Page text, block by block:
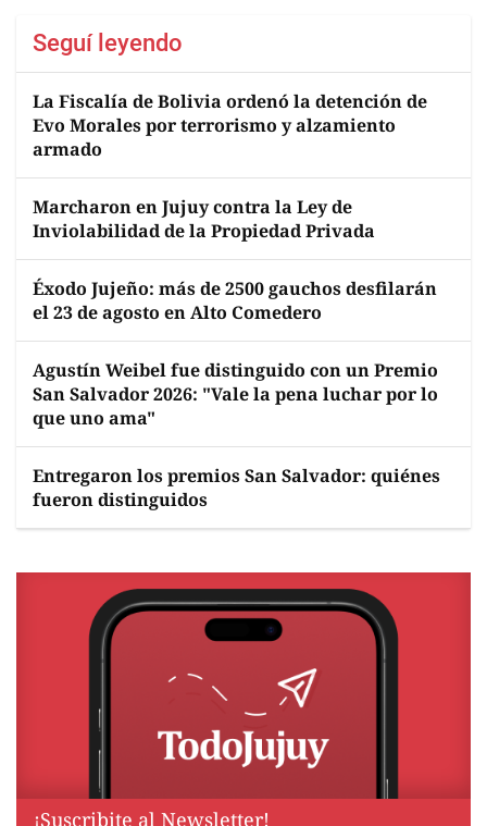
Seguí leyendo
La Fiscalía de Bolivia ordenó la detención de
Evo Morales por terrorismo y alzamiento
armado
Marcharon en Jujuy contra la Ley de
Inviolabilidad de la Propiedad Privada
Éxodo Jujeño: más de 2500 gauchos desfilarán
el 23 de agosto en Alto Comedero
Agustín Weibel fue distinguido con un Premio
San Salvador 2026: "Vale la pena luchar por lo
que uno ama"
Entregaron los premios San Salvador: quiénes
fueron distinguidos
¡Suscribite al Newsletter!